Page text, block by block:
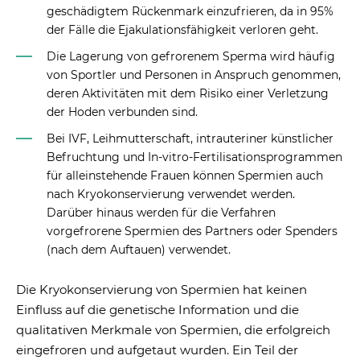
geschädigtem Rückenmark einzufrieren, da in 95%
der Fälle die Ejakulationsfähigkeit verloren geht.
Die Lagerung von gefrorenem Sperma wird häufig
von Sportler und Personen in Anspruch genommen,
deren Aktivitäten mit dem Risiko einer Verletzung
der Hoden verbunden sind.
Bei IVF, Leihmutterschaft, intrauteriner künstlicher
Befruchtung und In-vitro-Fertilisationsprogrammen
für alleinstehende Frauen können Spermien auch
nach Kryokonservierung verwendet werden.
Darüber hinaus werden für die Verfahren
vorgefrorene Spermien des Partners oder Spenders
(nach dem Auftauen) verwendet.
Die Kryokonservierung von Spermien hat keinen
Einfluss auf die genetische Information und die
qualitativen Merkmale von Spermien, die erfolgreich
eingefroren und aufgetaut wurden. Ein Teil der